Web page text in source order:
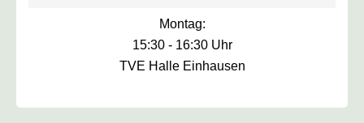
Montag:
15:30 - 16:30 Uhr
TVE Halle Einhausen